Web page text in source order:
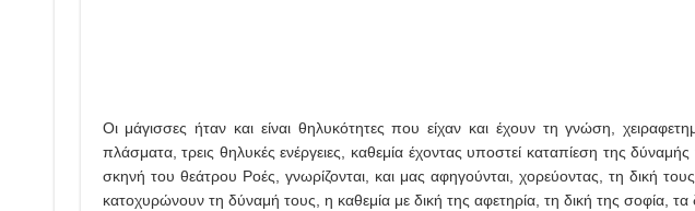
Οι μάγισσες ήταν και είναι θηλυκότητες που είχαν και έχουν τη γνώση,
πλάσματα, τρεις θηλυκές ενέργειες, καθεμία έχοντας υποστεί καταπίεση της
σκηνή του θεάτρου Ροές, γνωρίζονται, και μας αφηγούνται, χορεύοντας, τη δική
κατοχυρώνουν τη δύναμή τους, η καθεμία με δική της αφετηρία, τη δική της σοφία, τα